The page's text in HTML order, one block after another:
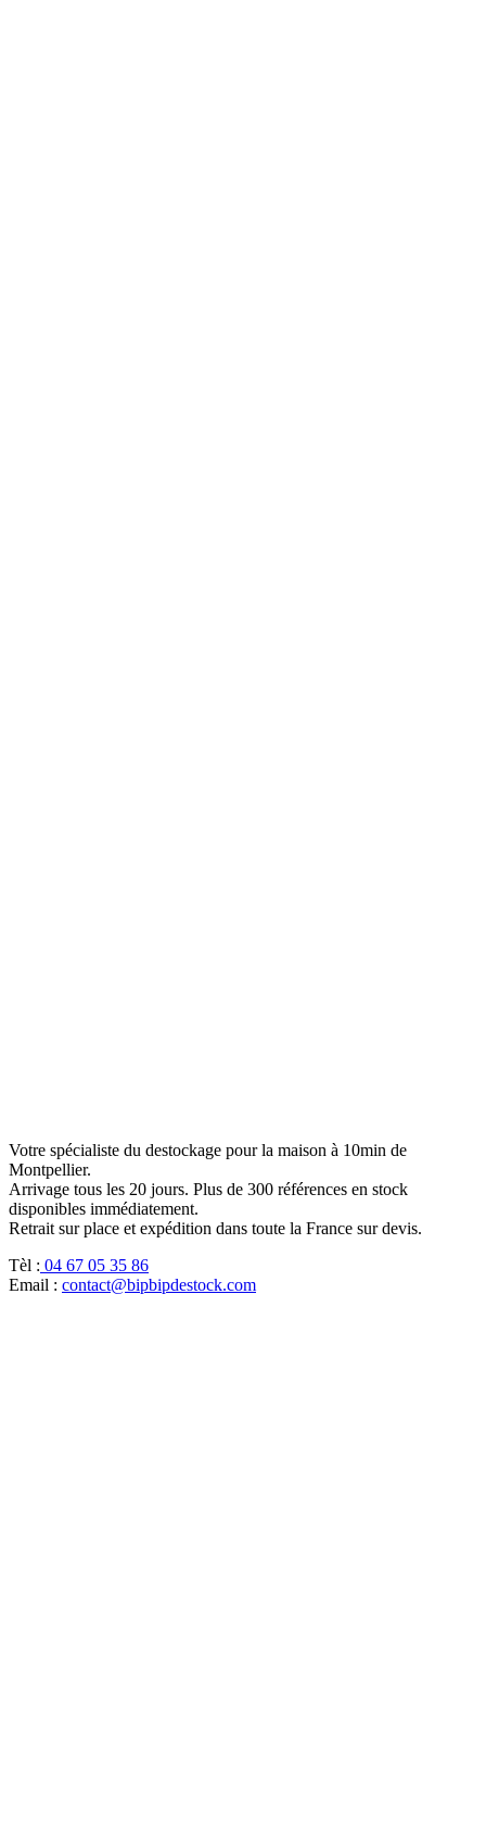
Votre spécialiste du destockage pour la maison à 10min de
Montpellier.
Arrivage tous les 20 jours. Plus de 300 références en stock
disponibles immédiatement.
Retrait sur place et expédition dans toute la France sur devis.
Tèl : 04 67 05 35 86
Email : contact@bipbipdestock.com